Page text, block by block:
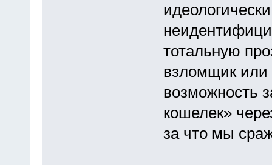
тотальную
взломщик или
возможность
кошелек»
за что мы